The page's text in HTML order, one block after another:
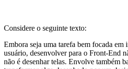
Considere o seguinte texto:
Embora seja uma tarefa bem focada em
usuário, desenvolver para o Front-End
não é desenhar telas. Envolve também